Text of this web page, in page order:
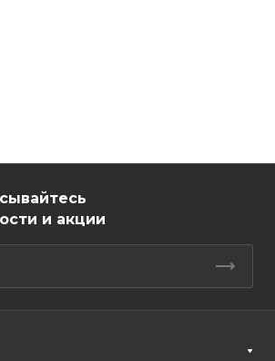
и акции